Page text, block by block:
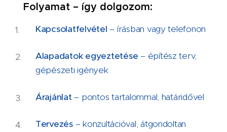
Folyamat – így dolgozom:
Kapcsolatfelvétel – írásban vagy telefonon
Alapadatok egyeztetése – építész terv,
gépészeti igények
Árajánlat– pontos tartalommal, határidővel
Tervezés– konzultációval, átgondoltan